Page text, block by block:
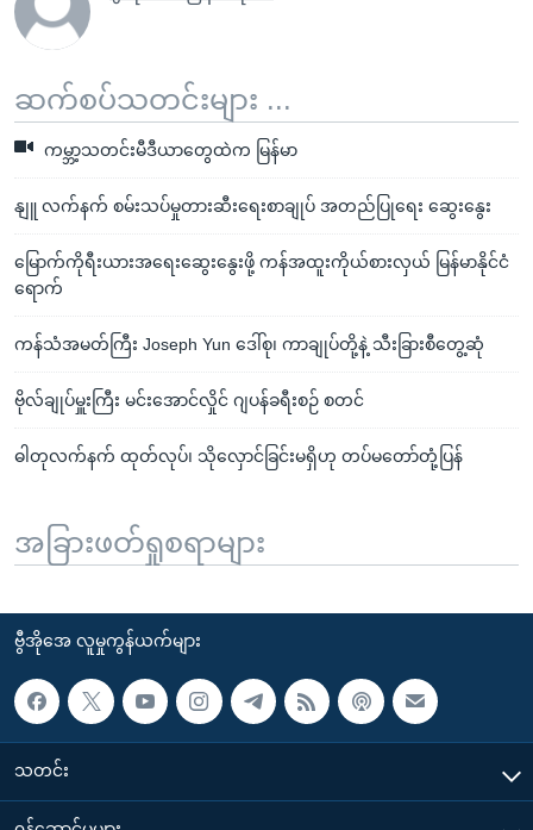
ဆက်စပ်သတင်းများ ...
ကမ္ဘာ့သတင်းမီဒီယာတွေထဲက မြန်မာ
နျူ လက်နက် စမ်းသပ်မှုတားဆီးရေးစာချုပ် အတည်ပြုရေး ဆွေးနွေး
မြောက်ကိုရီးယားအရေးဆွေးနွေးဖို့ ကန်အထူးကိုယ်စားလှယ် မြန်မာနိုင်ငံ
ရောက်
ကန်သံအမတ်ကြီး Joseph Yun ဒေါ်စု၊ ကာချုပ်တို့နဲ့ သီးခြားစီတွေ့ဆုံ
ဗိုလ်ချုပ်မှူးကြီး မင်းအောင်လှိုင် ဂျပန်ခရီးစဉ် စတင်
ဓါတုလက်နက် ထုတ်လုပ်၊ သိုလှောင်ခြင်းမရှိဟု တပ်မတော်တုံ့ပြန်
အခြားဖတ်ရှုစရာများ
ဗွီအိုအေ လူမှုကွန်ယက်များ
သတင်း